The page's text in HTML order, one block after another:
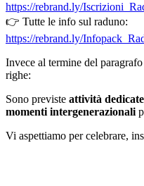
https://rebrand.ly/
👉 Tutte le info sul raduno:
https://rebrand.ly/
Invece al termine del
righe:
Sono previste attività
momenti intergenerazionali
Vi aspettiamo per celebrare,